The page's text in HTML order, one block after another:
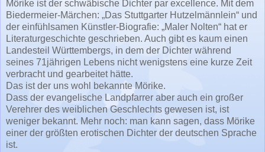
Mörike ist der schwäbische Dichter par excellence. Mit dem
Biedermeier-Märchen: „Das Stuttgarter Hutzelmännlein“ und
der einfühlsamen Künstler-Biografie: „Maler Nolten“ hat er
Literaturgeschichte geschrieben. Auch gibt es kaum einen
Landesteil Württembergs, in dem der Dichter während
seines 71jährigen Lebens nicht wenigstens eine kurze Zeit
verbracht und gearbeitet hätte.
Das ist der uns wohl bekannte Mörike.
Dass der evangelische Landpfarrer aber auch ein großer
Verehrer des weiblichen Geschlechts gewesen ist, ist
weniger bekannt. Mehr noch: man kann sagen, dass Mörike
einer der größten erotischen Dichter der deutschen Sprache
ist.